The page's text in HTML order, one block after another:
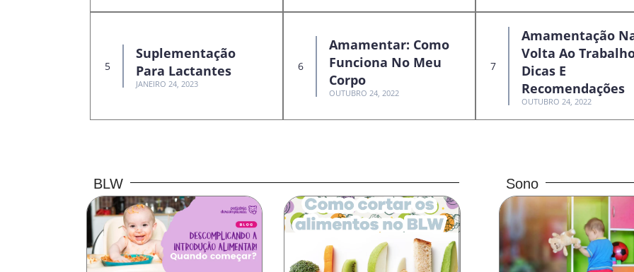
Suplementação
Para Lactantes
JANEIRO 24, 2023
Amamentar: Como
Funciona No Meu
Corpo
OUTUBRO 24, 2022
Amamentação
Volta Ao
Dicas E
Recomendações
OUTUBRO 24, 2022
BLW Sono